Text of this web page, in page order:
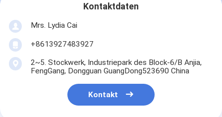
Kontaktdaten
Mrs. Lydia Cai
+8613927483927
2~5. Stockwerk, Industriepark des Block-6/B Anjia,
FengGang, Dongguan GuangDong523690 China
Kontakt